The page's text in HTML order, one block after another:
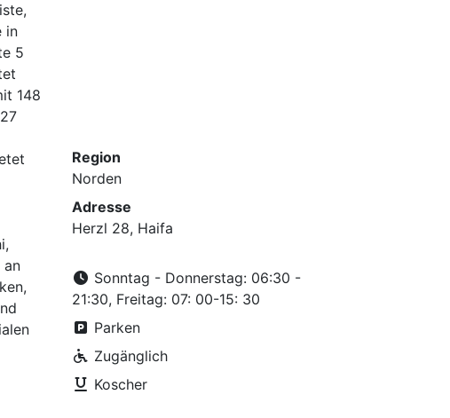
in
5
148
an
Region
Norden
Adresse
Herzl 28, Haifa
Sonntag - Donnerstag: 06:30 -
21:30, Freitag: 07: 00-15: 30
Parken
Zugänglich
Koscher